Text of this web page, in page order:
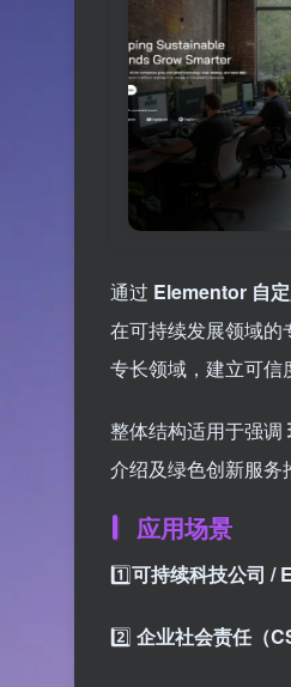
通过 Elementor 自
在可持续发展领域
专长领域，建立可信
整体结构适用于强调
介绍及绿色创新服务
应用场景
1️⃣可持续科技公司 /
2️⃣ 企业社会责任（